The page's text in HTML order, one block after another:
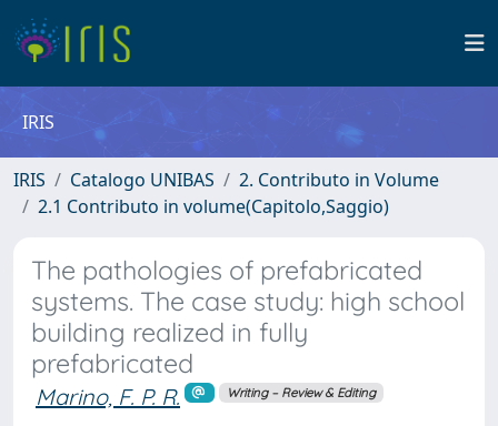
IRIS
IRIS Catalogo UNIBAS
2. Contributo in Volume
2.1 Contributo in volume(Capitolo,Saggio)
The pathologies of prefabricated
systems. The case study: high school
building realized in fully
prefabricated
Marino, F. P. R. Writing – Review & Editing